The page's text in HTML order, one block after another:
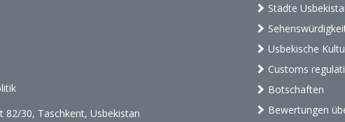
82/30, Taschkent, Usbekistan
Städte
Usbekische
Customs
Botschaften
Bewertungen